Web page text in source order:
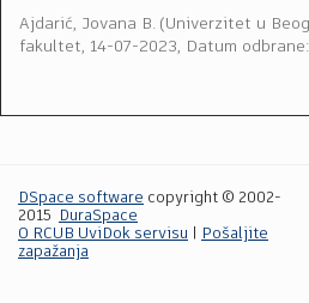
Ajdarić, Jovana B. (Univerzitet u
fakultet, 14-07-2023, Datum
DSpace software copyright © 2002-
2015
DuraSpace
O RCUB UviDok servisu
Pošaljite
zapažanja